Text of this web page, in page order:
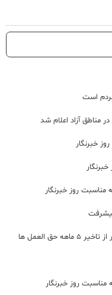
است
مناطق آزاد اعلام شد
خبرنگار
روز خبرنگار
العمل ها
روز خبرنگار